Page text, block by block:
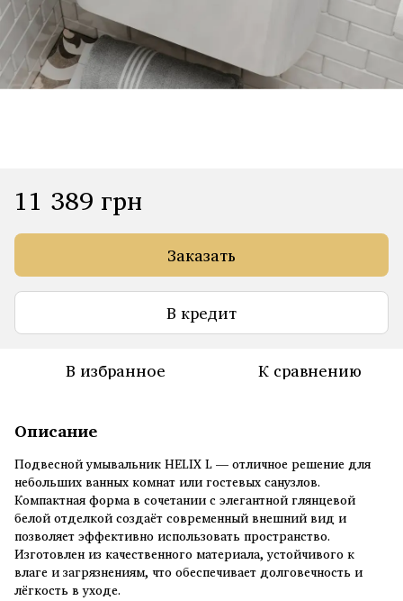
11 389 грн
Заказать
В кредит
В избранное К сравнению
Описание
Подвесной умывальник HELIX L — отличное решение для
небольших ванных комнат или гостевых санузлов.
Компактная форма в сочетании с элегантной глянцевой
белой отделкой создаёт современный внешний вид и
позволяет эффективно использовать пространство.
Изготовлен из качественного материала, устойчивого к
влаге и загрязнениям, что обеспечивает долговечность и
лёгкость в уходе.